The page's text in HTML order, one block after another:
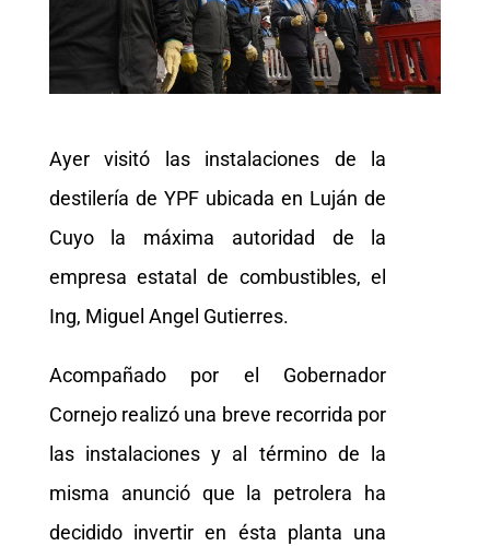
Ayer visitó las instalaciones de la
destilería de YPF ubicada en Luján de
Cuyo la máxima autoridad de la
empresa estatal de combustibles, el
Ing, Miguel Angel Gutierres.
Acompañado por el Gobernador
Cornejo realizó una breve recorrida por
las instalaciones y al término de la
misma anunció que la petrolera ha
decidido invertir en ésta planta una